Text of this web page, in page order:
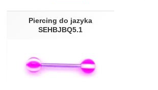
Piercing do jazyka
SEHBJBQ5.1